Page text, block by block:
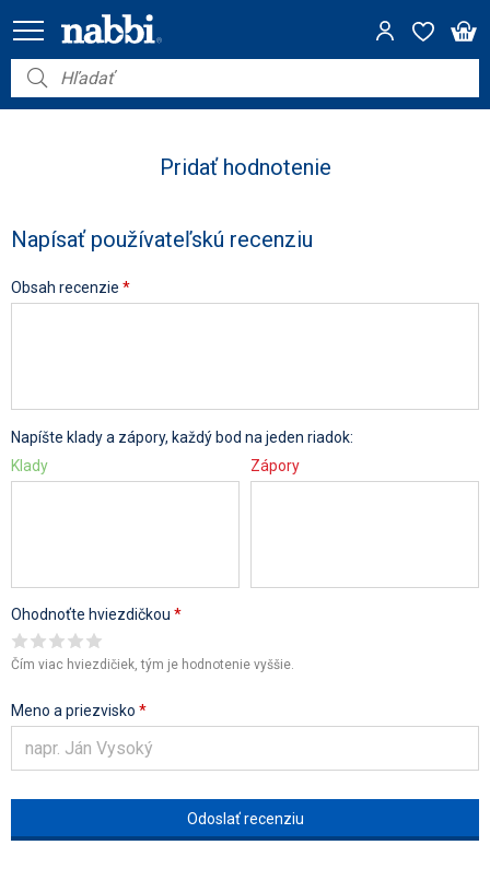
Nábytok
Akcie
Výpredaj
Pridať hodnotenie
Napísať používateľskú recenziu
Obsah recenzie *
Napíšte klady a zápory, každý bod na jeden riadok:
Klady
Zápory
Ohodnoťte hviezdičkou *
Čím viac hviezdičiek, tým je hodnotenie vyššie.
Meno a priezvisko *